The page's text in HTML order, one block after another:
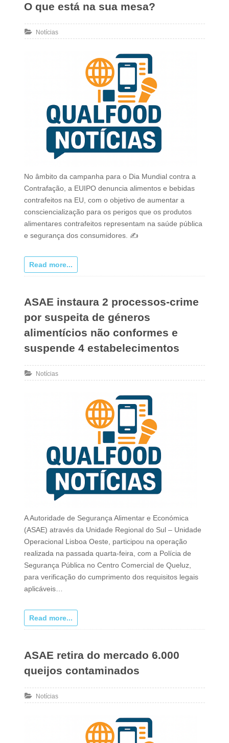
O que está na sua mesa?
Notícias
No âmbito da campanha para o Dia Mundial contra a
Contrafação, a EUIPO denuncia alimentos e bebidas
contrafeitos na EU, com o objetivo de aumentar a
consciencialização para os perigos que os produtos
alimentares contrafeitos representam na saúde pública
e segurança dos consumidores. ✍
Read more...
ASAE instaura 2 processos-crime
por suspeita de géneros
alimentícios não conformes e
suspende 4 estabelecimentos
Notícias
A Autoridade de Segurança Alimentar e Económica
(ASAE) através da Unidade Regional do Sul – Unidade
Operacional Lisboa Oeste, participou na operação
realizada na passada quarta-feira, com a Polícia de
Segurança Pública no Centro Comercial de Queluz,
para verificação do cumprimento dos requisitos legais
aplicáveis…
Read more...
ASAE retira do mercado 6.000
queijos contaminados
Notícias